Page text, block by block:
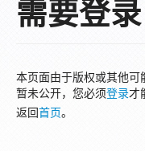
登录
需要登录
本页面由于版权或其他
暂未公开，您必须登录才
返回首页。